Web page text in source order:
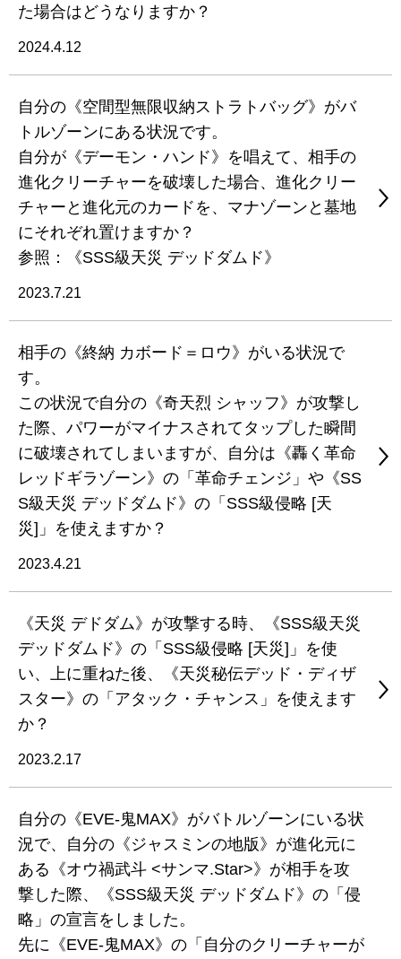
た場合はどうなりますか？
2024.4.12
自分の《空間型無限収納ストラトバッグ》がバ
トルゾーンにある状況です。
自分が《デーモン・ハンド》を唱えて、相手の
進化クリーチャーを破壊した場合、進化クリー
チャーと進化元のカードを、マナゾーンと墓地
にそれぞれ置けますか？
参照：《SSS級天災 デッドダムド》
2023.7.21
相手の《終納 カボード＝ロウ》がいる状況で
す。
この状況で自分の《奇天烈 シャッフ》が攻撃し
た際、パワーがマイナスされてタップした瞬間
に破壊されてしまいますが、自分は《轟く革命
レッドギラゾーン》の「革命チェンジ」や《SS
S級天災 デッドダムド》の「SSS級侵略 [天
災]」を使えますか？
2023.4.21
《天災 デドダム》が攻撃する時、《SSS級天災
デッドダムド》の「SSS級侵略 [天災]」を使
い、上に重ねた後、《天災秘伝デッド・ディザ
スター》の「アタック・チャンス」を使えます
か？
2023.2.17
自分の《EVE-鬼MAX》がバトルゾーンにいる状
況で、自分の《ジャスミンの地版》が進化元に
ある《オウ禍武斗 <サンマ.Star>》が相手を攻
撃した際、《SSS級天災 デッドダムド》の「侵
略」の宣言をしました。
先に《EVE-鬼MAX》の「自分のクリーチャーが